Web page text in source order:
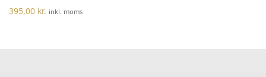
395,00 kr. inkl. moms